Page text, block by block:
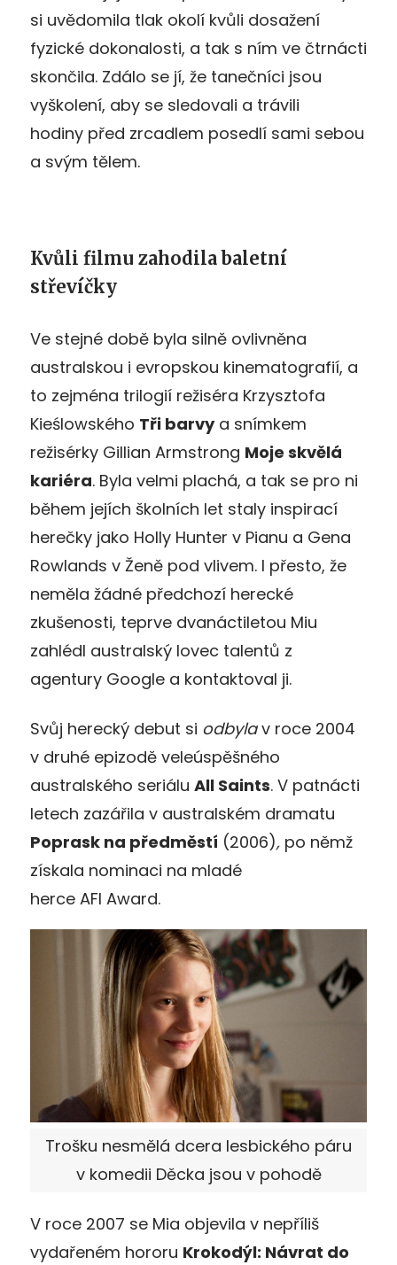
si uvědomila tlak okolí kvůli dosažení
fyzické dokonalosti, a tak s ním ve čtrnácti
skončila. Zdálo se jí, že tanečníci jsou
vyškolení, aby se sledovali a trávili
hodiny před zrcadlem posedlí sami sebou
a svým tělem.
Kvůli filmu zahodila baletní
střevíčky
Ve stejné době byla silně ovlivněna
australskou i evropskou kinematografií, a
to zejména trilogií režiséra Krzysztofa
Kieślowského Tři barvya snímkem
režisérky Gillian Armstrong Moje skvělá
kariéra. Byla velmi plachá, a tak se pro ni
během jejích školních let staly inspirací
herečky jako Holly Hunter v Pianu a Gena
Rowlands v Ženě pod vlivem. I přesto, že
neměla žádné předchozí herecké
zkušenosti, teprve dvanáctiletou Miu
zahlédl australský lovec talentů z
agentury Google a kontaktoval ji.
Svůj herecký debut si odbylav roce 2004
v druhé epizodě veleúspěšného
australského seriálu All Saints. V patnácti
letech zazářila v australském dramatu
Poprask na předměstí (2006), po němž
získala nominaci na mladé
herce AFI Award.
Trošku nesmělá dcera lesbického páru
v komedii Děcka jsou v pohodě
V roce 2007 se Mia objevila v nepříliš
vydařeném hororu Krokodýl: Návrat do